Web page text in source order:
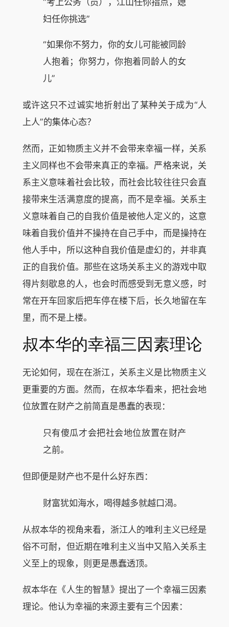
妇任你挑选”
“如果你不努力，你的女儿可能被同龄
人抱着；你努力，你抱着同龄人的女
儿”
或许这只不过诚实地折射出了某种关于成为“人
上人”的集体心态？
然而，正如物质主义并不会带来幸福一样，关系
主义同样也不会带来真正的幸福。严格来说，关
系主义意味着社会比较，而社会比较往往只会直
接带来生活满意度的提高，而不是幸福。关系主
义意味着自己的自我价值是被他人定义的，这意
味着自我价值并不操持在自己手中，而是操持在
他人手中，所以这种自我价值是虚幻的，并非真
正的自我价值。那些在这场关系主义的游戏中取
得片刻歇息的人，也会时而感受到无意义感，时
常在开车回家后把车停在楼下后，长久地留在车
里，而不是上楼。
叔本华的幸福三因素理论
无论如何，现在在浙江，关系主义是比物质主义
更重要的方面。然而，在叔本华看来，把社会地
位放置在财产之前简直是愚蠢的表现：
只有傻瓜才会把社会地位放置在财产
之前。
但即便是财产也不是什么好东西：
财富犹如海水，喝得越多就越口渴。
从叔本华的视角来看，浙江人的唯利主义已经是
俗不可耐，但近期在唯利主义当中又陷入关系主
义至上的现象，则更是愚蠢透顶。
叔本华在《人生的智慧》提出了一个幸福三因素
理论。他认为幸福的来源主要有三个因素：